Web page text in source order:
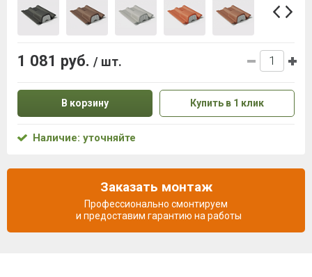
1 081 руб. / шт.
В корзину Купить в 1 клик
Наличие: уточняйте
Заказать монтаж
Профессионально смонтируем
и предоставим гарантию на работы